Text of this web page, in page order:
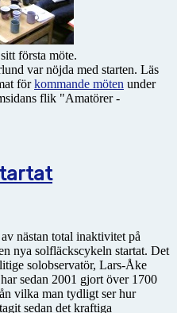
första möte.
var nöjda med starten. Läs
förkommande möten under
flik "Amatörer -
nästan total inaktivitet på
nya solfläckscykeln startat. Det
solobservatör, Lars-Åke
sedan 2001 gjort över 1700
vilka man tydligt ser hur
sedan det kraftiga